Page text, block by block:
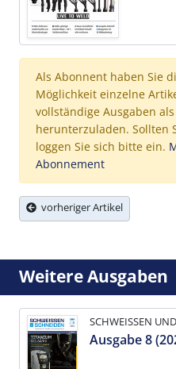
Als Abonnent haben Sie
Möglichkeit einzelne
vollständige Ausgaben als
herunterzuladen. Sollten
loggen Sie sich bitte ein.
Abonnement
vorheriger Artikel
Weitere Ausgaben
SCHWEISSEN
Ausgabe 8